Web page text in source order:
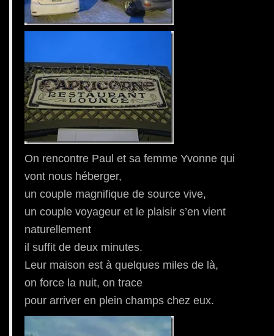
On rencontre Paul et sa femme Yvonne qui
vont nous héberger,
un couple magnifique de source vive,
un couple voyageur et le plaisir s’en vient
naturellement
il suffit de deux minutes.
Leur maison est à quelques miles de là,
on force la nuit, on trace
pour arriver en plein champs chez eux.